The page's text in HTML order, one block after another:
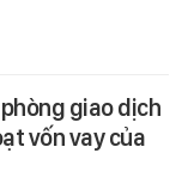
giao dịch
vốn vay của